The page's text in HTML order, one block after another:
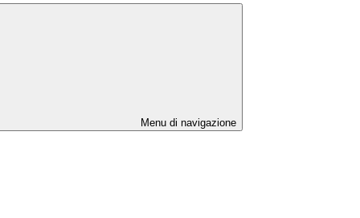
Menu di navigazione